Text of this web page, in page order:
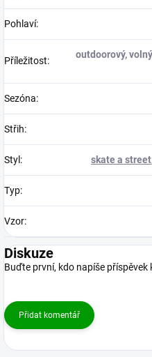
Pohlaví:
Příležitost:
outdoorový,
Sezóna:
Střih:
Styl : skate a street
Typ:
Vzor:
Diskuze
Buďte první, kdo napíše příspěvek
Přidat komentář